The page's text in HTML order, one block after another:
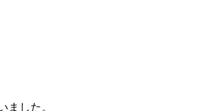
した。